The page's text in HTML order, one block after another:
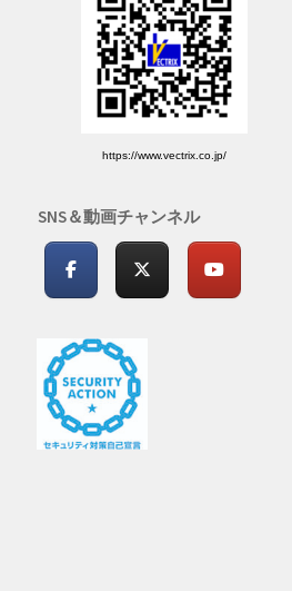
https://www.vectrix.co.jp/
SNS＆動画チャンネル